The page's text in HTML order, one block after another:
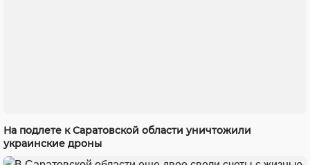
На подлете к Саратовской области уничтожили
украинские дроны